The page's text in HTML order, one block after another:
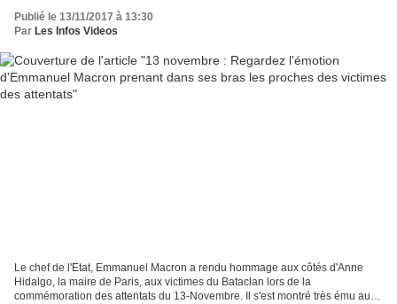
Publié le 13/11/2017 à 13:30
Par Les Infos Videos
Le chef de l'Etat, Emmanuel Macron a rendu hommage aux côtés d'Anne
Hidalgo, la maire de Paris, aux victimes du Bataclan lors de la
commémoration des attentats du 13-Novembre. Il s'est montré très ému au